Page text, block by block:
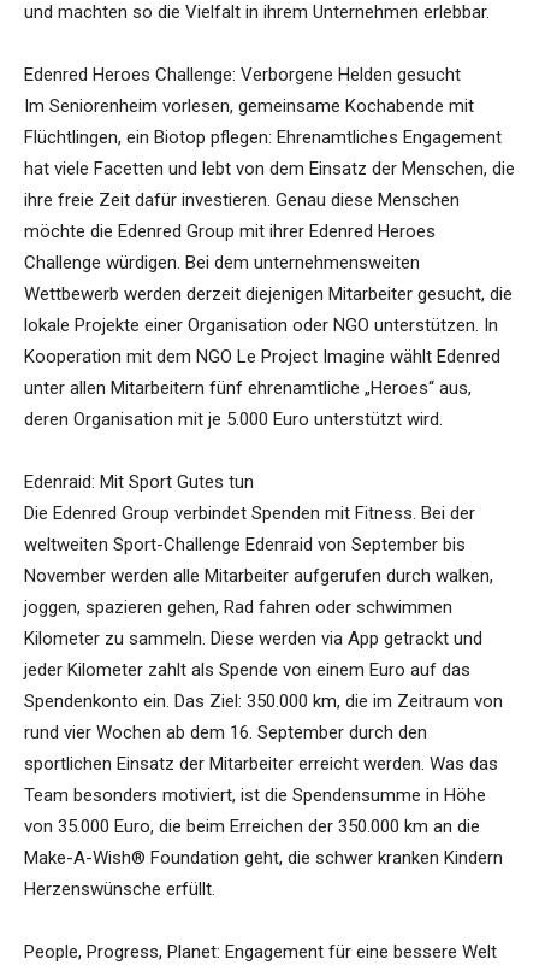
und machten so die Vielfalt in ihrem Unternehmen erlebbar.
Edenred Heroes Challenge: Verborgene Helden gesucht
Im Seniorenheim vorlesen, gemeinsame Kochabende mit
Flüchtlingen, ein Biotop pflegen: Ehrenamtliches Engagement
hat viele Facetten und lebt von dem Einsatz der Menschen, die
ihre freie Zeit dafür investieren. Genau diese Menschen
möchte die Edenred Group mit ihrer Edenred Heroes
Challenge würdigen. Bei dem unternehmensweiten
Wettbewerb werden derzeit diejenigen Mitarbeiter gesucht, die
lokale Projekte einer Organisation oder NGO unterstützen. In
Kooperation mit dem NGO Le Project Imagine wählt Edenred
unter allen Mitarbeitern fünf ehrenamtliche „Heroes“ aus,
deren Organisation mit je 5.000 Euro unterstützt wird.
Edenraid: Mit Sport Gutes tun
Die Edenred Group verbindet Spenden mit Fitness. Bei der
weltweiten Sport-Challenge Edenraid von September bis
November werden alle Mitarbeiter aufgerufen durch walken,
joggen, spazieren gehen, Rad fahren oder schwimmen
Kilometer zu sammeln. Diese werden via App getrackt und
jeder Kilometer zahlt als Spende von einem Euro auf das
Spendenkonto ein. Das Ziel: 350.000 km, die im Zeitraum von
rund vier Wochen ab dem 16. September durch den
sportlichen Einsatz der Mitarbeiter erreicht werden. Was das
Team besonders motiviert, ist die Spendensumme in Höhe
von 35.000 Euro, die beim Erreichen der 350.000 km an die
Make-A-Wish® Foundation geht, die schwer kranken Kindern
Herzenswünsche erfüllt.
People, Progress, Planet: Engagement für eine bessere Welt